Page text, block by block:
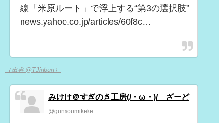
線「米原ルート」で浮上する“第3の選択肢”
news.yahoo.co.jp/articles/60f8c…
（出典 @TJinbun）
みけけ＠すぎのき工房(/・ω・)/ ざーど
@gunsoumikeke